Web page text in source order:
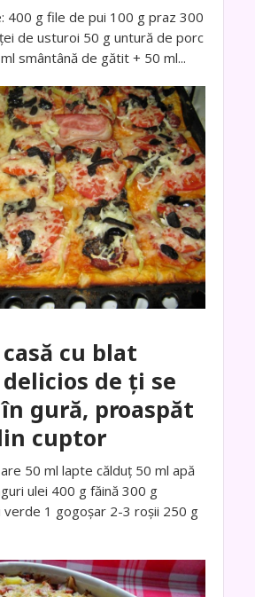
g file de pui 100 g praz 300
de usturoi 50 g untură de porc
smântână de gătit + 50 ml...
casă cu blat
de ți se
gură, proaspăt
cuptor
50 ml lapte călduţ 50 ml apă
ulei 400 g făină 300 g
verde 1 gogoşar 2-3 roşii 250 g